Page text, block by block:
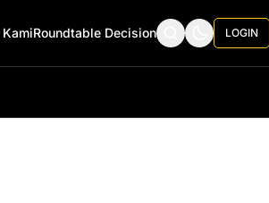
Roundtable Decision LOGIN